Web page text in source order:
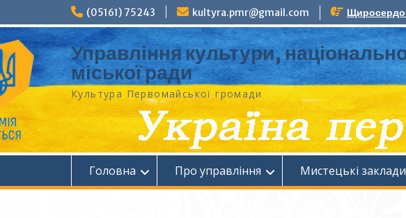
до
вмісту
(05161) 75243 kultyra.pmr@gmail.com Щиросердо
Управління культури,
міської ради
Культура Первомайcької громади
Головна Про управління Мистецькі заклади